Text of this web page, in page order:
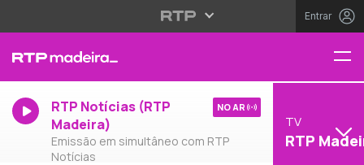
Entrar
RTP Notícias (RTP
Madeira)
Emissão em simultâneo com RTP
Notícias
NO AR
TV
RTP